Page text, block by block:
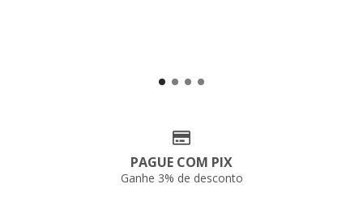
PAGUE COM PIX
Ganhe 3% de desconto